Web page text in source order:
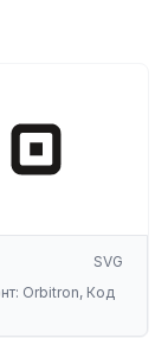
SVG
Orbitron, Код